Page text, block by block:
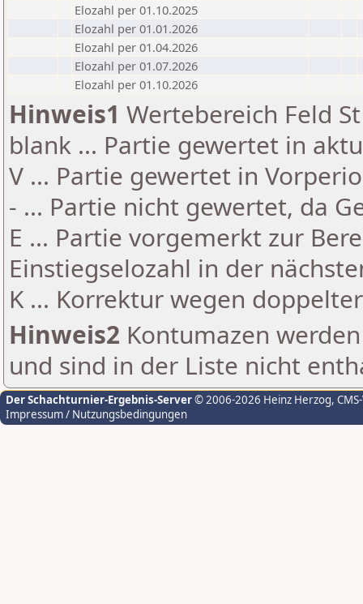
Elozahl per 01.10.2025
Elozahl per 01.01.2026
Elozahl per 01.04.2026
Elozahl per 01.07.2026
Elozahl per 01.10.2026
Hinweis1 Wertebereich Feld
blank ... Partie gewertet in
V ... Partie gewertet in
- ... Partie nicht gewertet, da
E ... Partie vorgemerkt zur
Einstiegselozahl in der
K ... Korrektur wegen
Hinweis2 Kontumazen
und sind in der Liste nicht
Der Schachturnier-Ergebnis-Server© 2006-2026 Heinz Herzog,
Impressum / Nutzungsbedingungen